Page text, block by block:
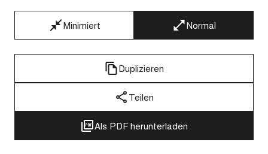
Minimiert Normal
Duplizieren
Teilen
Als PDF herunterladen